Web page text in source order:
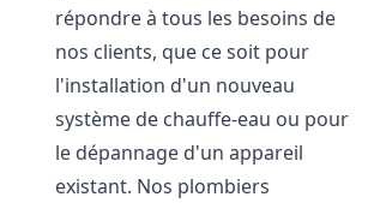
répondre à tous les besoins de
nos clients, que ce soit pour
l'installation d'un nouveau
système de chauffe-eau ou pour
le dépannage d'un appareil
existant. Nos plombiers